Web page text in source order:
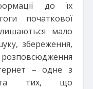
до їх
початкової
мало
збереження,
– одне з
та тих, що